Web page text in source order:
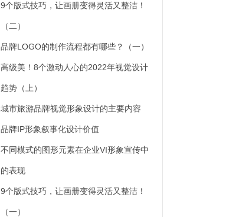
9个版式技巧，让画册变得灵活又整洁！
（二）
品牌LOGO的制作流程都有哪些？（一）
高级美！8个激动人心的2022年视觉设计
趋势（上）
城市旅游品牌视觉形象设计的主要内容
品牌IP形象叙事化设计价值
不同模式的图形元素在企业VI形象宣传中
的表现
9个版式技巧，让画册变得灵活又整洁！
（一）